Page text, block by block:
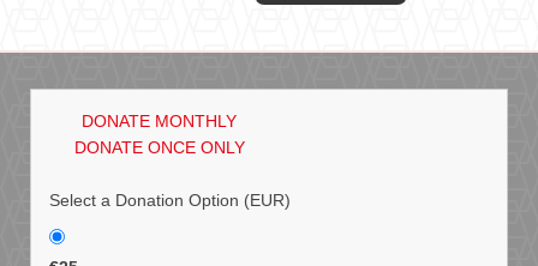
DONATE MONTHLY
DONATE ONCE ONLY
Select a Donation Option (EUR)